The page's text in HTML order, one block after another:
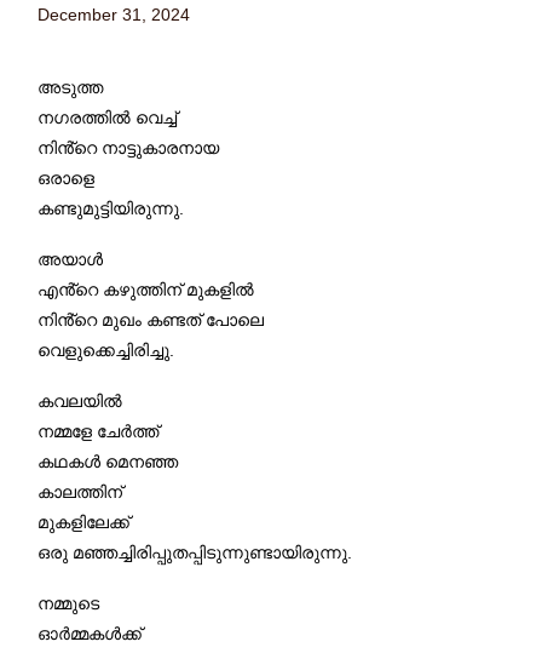
December 31, 2024
അടുത്ത
നഗരത്തിൽ വെച്ച്
നിൻ്റെ നാട്ടുകാരനായ
ഒരാളെ
കണ്ടുമുട്ടിയിരുന്നു.
അയാൾ
എൻ്റെ കഴുത്തിന് മുകളിൽ
നിൻ്റെ മുഖം കണ്ടത് പോലെ
വെളുക്കെച്ചിരിച്ചു.
കവലയിൽ
നമ്മളേ ചേർത്ത്
കഥകൾ മെനഞ്ഞ
കാലത്തിന്
മുകളിലേക്ക്
ഒരു മഞ്ഞച്ചിരിപ്പുതപ്പിടുന്നുണ്ടായിരുന്നു.
നമ്മുടെ
ഓർമ്മകൾക്ക്